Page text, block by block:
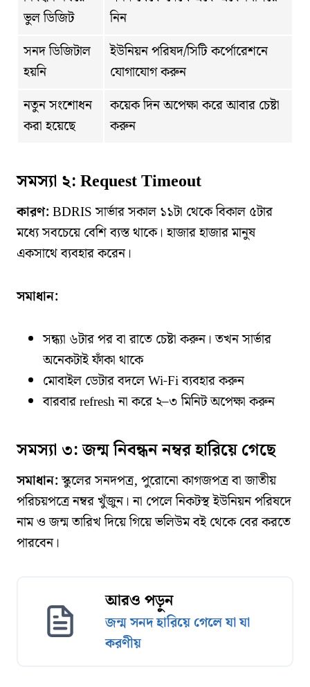
ভুল ডিজিট
নিন
সনদ ডিজিটাল
হয়নি
ইউনিয়ন পরিষদ/সিটি কর্পোরেশনে
যোগাযোগ করুন
নতুন সংশোধন
করা হয়েছে
কয়েক দিন অপেক্ষা করে আবার চেষ্টা
করুন
সমস্যা ২: Request Timeout
কারণ:BDRIS সার্ভার সকাল ১১টা থেকে বিকাল ৫টার
মধ্যে সবচেয়ে বেশি ব্যস্ত থাকে। হাজার হাজার মানুষ
একসাথে ব্যবহার করেন।
সমাধান:
সন্ধ্যা ৬টার পর বা রাতে চেষ্টা করুন। তখন সার্ভার
অনেকটাই ফাঁকা থাকে
মোবাইল ডেটার বদলে Wi-Fi ব্যবহার করুন
বারবার refresh না করে ২–৩ মিনিট অপেক্ষা করুন
সমস্যা ৩: জন্ম নিবন্ধন নম্বর হারিয়ে গেছে
সমাধান:স্কুলের সনদপত্র, পুরোনো কাগজপত্র বা জাতীয়
পরিচয়পত্রে নম্বর খুঁজুন। না পেলে নিকটস্থ ইউনিয়ন পরিষদে
নাম ও জন্ম তারিখ দিয়ে গিয়ে ভলিউম বই থেকে বের করতে
পারবেন।
আরও পড়ুন
জন্ম সনদ হারিয়ে গেলে যা যা
করণীয়